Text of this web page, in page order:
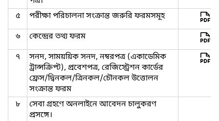
৫
পরীক্ষা পরিচালনা সংক্রান্ত জরুরি ফরমসমূহ
৬
কেন্দ্রের তথ্য ফরম
৭
সনদ, সাময়য়িক সনদ, নম্বরপত্র (একাডেমিক
ট্রান্সক্রিপ্ট), প্রবেশপত্র, রেজিস্ট্রেশন কার্ডের
ফ্রেস/দ্বিনকল/ত্রিনকল/চৌনকল উত্তোলন
সংক্রান্ত ফরম
৮
সেবা গ্রহণে অনলাইনে আবেদন চালুকরণ
প্রসঙ্গে।